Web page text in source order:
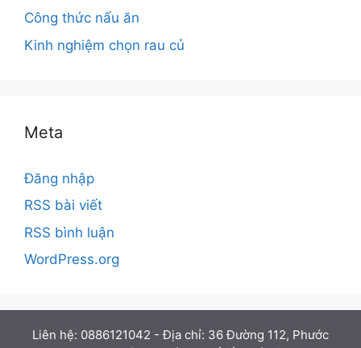
Công thức nấu ăn
Kinh nghiệm chọn rau củ
Meta
Đăng nhập
RSS bài viết
RSS bình luận
WordPress.org
Liên hệ: 0886121042 - Địa chỉ: 36 Đường 112, Phước